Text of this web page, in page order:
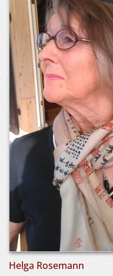
Helga Rosemann